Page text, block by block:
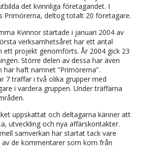
det kvinnliga företagandet. I
Primörerna, deltog totalt 20 företagare.
Kvinnor startade i januari 2004 av
verksamhetsåret har ett antal
projekt genomförts. År 2004 gick 23
Större delen av dessa har även
haft namnet ”Primörerna”.
7 träffar i två olika grupper med
i vardera gruppen. Under träffarna
uppskattat och deltagarna känner att
utveckling och nya affärskontakter.
samverkan har startat tack vare
de kommentarer som kom från